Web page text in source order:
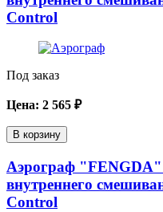
Control
Под заказ
Цена: 2 565 ₽
В корзину
Аэрограф "FENGDA"
внутреннего
Control